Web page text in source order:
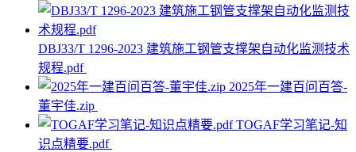
DBJ33/T 1296-2023 建筑施工钢管支撑架自动化监测技术
规程.pdf
2025年一建百问百答-
董宇佳.zip
TOGAF学习笔记-知
识点精要.pdf